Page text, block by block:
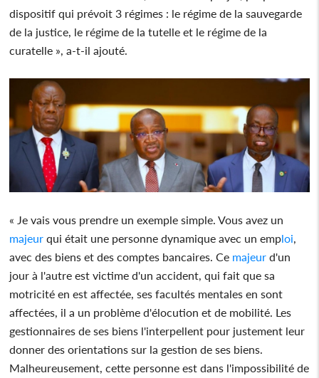
dispositif qui prévoit 3 régimes : le régime de la sauvegarde
de la justice, le régime de la tutelle et le régime de la
curatelle », a-t-il ajouté.
« Je vais vous prendre un exemple simple. Vous avez un
majeur qui était une personne dynamique avec un emploi,
avec des biens et des comptes bancaires. Ce majeur d'un
jour à l'autre est victime d'un accident, qui fait que sa
motricité en est affectée, ses facultés mentales en sont
affectées, il a un problème d'élocution et de mobilité. Les
gestionnaires de ses biens l'interpellent pour justement leur
donner des orientations sur la gestion de ses biens.
Malheureusement, cette personne est dans l'impossibilité de